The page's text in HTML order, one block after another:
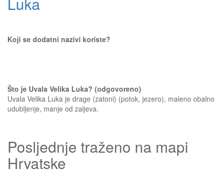
Koji se dodatni nazivi koriste?
Što je Uvala Velika Luka? (odgovoreno)
Uvala Velika Luka je drage (zatoni) (potok, jezero), maleno obalno
udubljenje, manje od zaljeva.
Posljednje traženo na mapi
Hrvatske